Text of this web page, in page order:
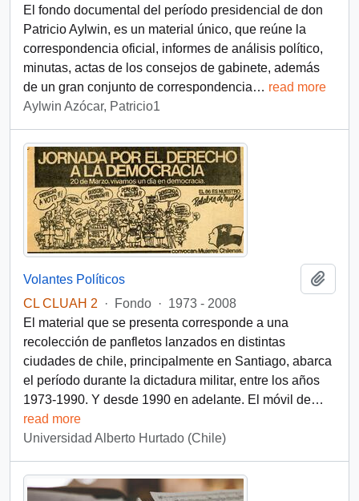
El fondo documental del período presidencial de don
Patricio Aylwin, es un material único, que reúne la
correspondencia oficial, informes de análisis político,
minutas, actas de los consejos de gabinete, además
de un gran conjunto de correspondencia… read more
Aylwin Azócar, Patricio1
Volantes Políticos
CL CLUAH 2
· Fondo · 1973 - 2008
El material que se presenta corresponde a una
recolección de panfletos lanzados en distintas
ciudades de chile, principalmente en Santiago, abarca
el período durante la dictadura militar, entre los años
1973-1990. Y desde 1990 en adelante. El móvil de…
read more
Universidad Alberto Hurtado (Chile)